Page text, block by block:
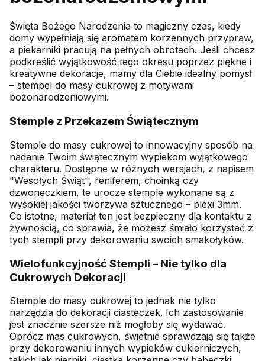
Święta Bożego Narodzenia to magiczny czas, kiedy
domy wypełniają się aromatem korzennych przypraw,
a piekarniki pracują na pełnych obrotach. Jeśli chcesz
podkreślić wyjątkowość tego okresu poprzez piękne i
kreatywne dekoracje, mamy dla Ciebie idealny pomysł
– stempel do masy cukrowej z motywami
bożonarodzeniowymi.
Stemple z Przekazem Świątecznym
Stemple do masy cukrowej to innowacyjny sposób na
nadanie Twoim świątecznym wypiekom wyjątkowego
charakteru. Dostępne w różnych wersjach, z napisem
"Wesołych Świąt", reniferem, choinką czy
dzwoneczkiem, te urocze stemple wykonane są z
wysokiej jakości tworzywa sztucznego – plexi 3mm.
Co istotne, materiał ten jest bezpieczny dla kontaktu z
żywnością, co sprawia, że możesz śmiało korzystać z
tych stempli przy dekorowaniu swoich smakołyków.
Wielofunkcyjność Stempli – Nie tylko dla
Cukrowych Dekoracji
Stemple do masy cukrowej to jednak nie tylko
narzędzia do dekoracji ciasteczek. Ich zastosowanie
jest znacznie szersze niż mogłoby się wydawać.
Oprócz mas cukrowych, świetnie sprawdzają się także
przy dekorowaniu innych wypieków cukierniczych,